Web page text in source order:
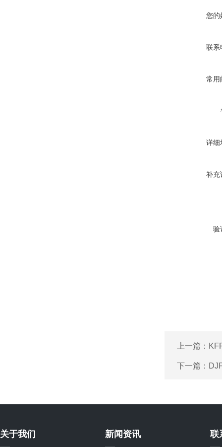
您的
联系
常用
详细
补充
验
上一篇：
下一篇：
关于我们 新闻资讯 联